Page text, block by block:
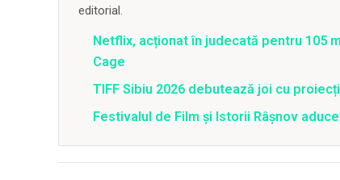
editorial.
Netflix, acționat în judecată pentru 105
Cage
TIFF Sibiu 2026 debutează joi cu
Festivalul de Film şi Istorii Râşnov